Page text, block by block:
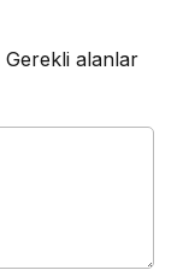
Gerekli alanlar